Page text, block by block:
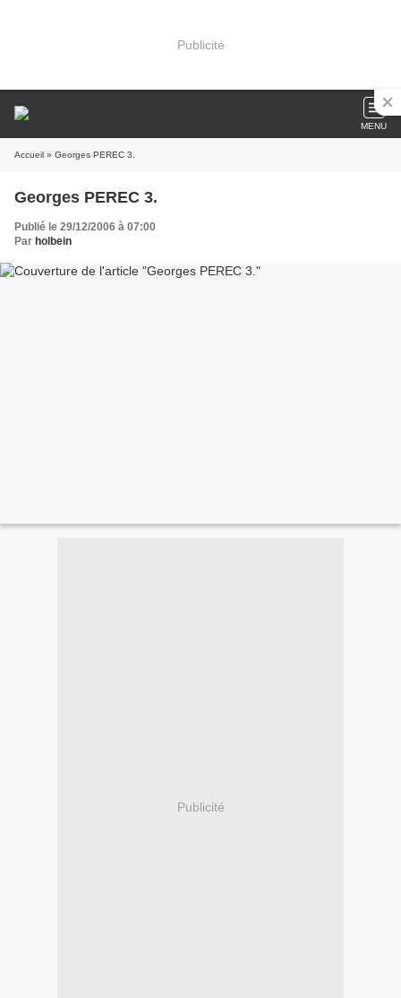
Publicité
MENU
Accueil » Georges PEREC 3.
Georges PEREC 3.
Publié le 29/12/2006 à 07:00
Par holbein
Publicité